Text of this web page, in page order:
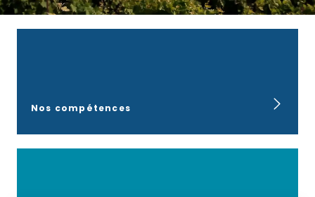
Nos compétences